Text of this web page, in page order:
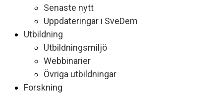
Senaste nytt
Uppdateringar i SveDem
Utbildning
Utbildningsmiljö
Webbinarier
Övriga utbildningar
Forskning